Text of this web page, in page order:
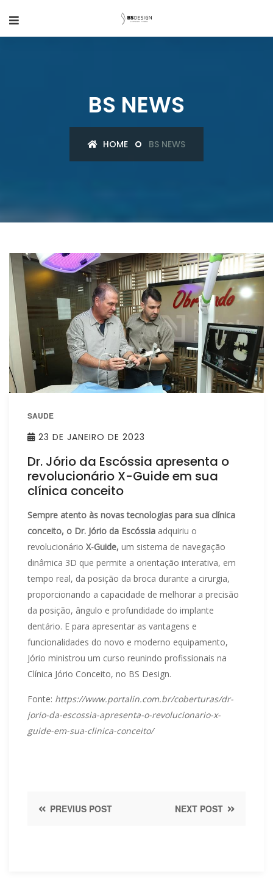
BS NEWS
HOME BS NEWS
SAUDE
23 DE JANEIRO DE 2023
Dr. Jório da Escóssia apresenta o
revolucionário X-Guide em sua
clínica conceito
Sempre atento às novas tecnologias para sua clínica
conceito, o Dr. Jório da Escóssia adquiriu o
revolucionário X-Guide, um sistema de navegação
dinâmica 3D que permite a orientação interativa, em
tempo real, da posição da broca durante a cirurgia,
proporcionando a capacidade de melhorar a precisão
da posição, ângulo e profundidade do implante
dentário. E para apresentar as vantagens e
funcionalidades do novo e moderno equipamento,
Jório ministrou um curso reunindo profissionais na
Clínica Jório Conceito, no BS Design.
Fonte: https://www.portalin.com.br/coberturas/dr-
jorio-da-escossia-apresenta-o-revolucionario-x-
guide-em-sua-clinica-conceito/
PREVIUS POST NEXT POST